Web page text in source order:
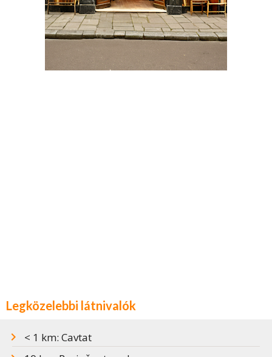
Legközelebbi látnivalók
< 1 km: Cavtat